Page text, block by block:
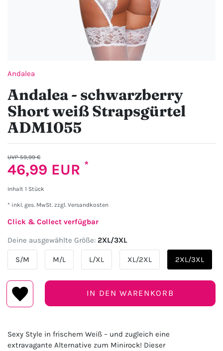
Andalea
Andalea - schwarzberry
Short weiß Strapsgürtel
ADM1055
UVP 59,99 €
46,99 EUR *
Inhalt 1 Stück
* inkl. ges. MwSt. zzgl. Versandkosten
Click & Collect verfügbar
Deine ausgewählte Größe: 2XL/3XL
S/M M/L L/XL XL/2XL 2XL/3XL
IN DEN WARENKORB
Sexy Style in frischem Weiß – und zugleich eine
extravagante Alternative zum Minirock! Dieser